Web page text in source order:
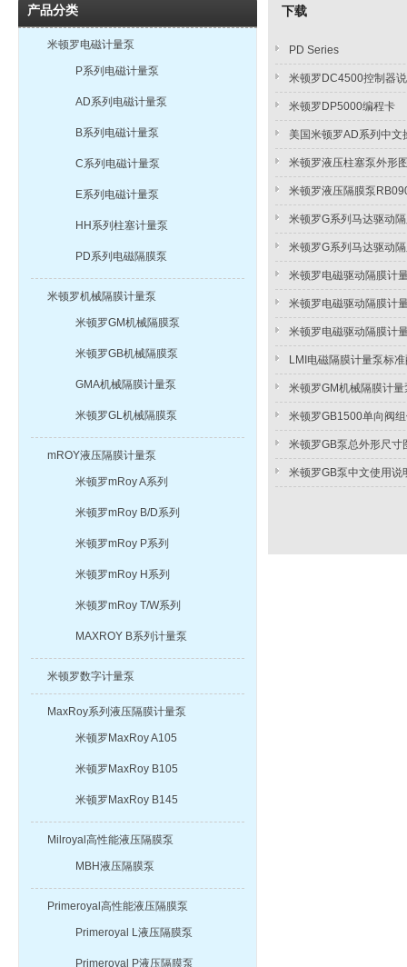
产品分类
米顿罗电磁计量泵
P系列电磁计量泵
AD系列电磁计量泵
B系列电磁计量泵
C系列电磁计量泵
E系列电磁计量泵
HH系列柱塞计量泵
PD系列电磁隔膜泵
米顿罗机械隔膜计量泵
米顿罗GM机械隔膜泵
米顿罗GB机械隔膜泵
GMA机械隔膜计量泵
米顿罗GL机械隔膜泵
mROY液压隔膜计量泵
米顿罗mRoy A系列
米顿罗mRoy B/D系列
米顿罗mRoy P系列
米顿罗mRoy H系列
米顿罗mRoy T/W系列
MAXROY B系列计量泵
米顿罗数字计量泵
MaxRoy系列液压隔膜计量泵
米顿罗MaxRoy A105
米顿罗MaxRoy B105
米顿罗MaxRoy B145
Milroyal高性能液压隔膜泵
MBH液压隔膜泵
Primeroyal高性能液压隔膜泵
Primeroyal L液压隔膜泵
Primeroyal P液压隔膜泵
下载
PD Series
米顿罗DC4500控制器
米顿罗DP5000编程卡
美国米顿罗AD系列中文
米顿罗液压柱塞泵外形
米顿罗液压隔膜泵
米顿罗G系列马达驱动
米顿罗G系列马达驱动
米顿罗电磁驱动隔膜计
米顿罗电磁驱动隔膜计
米顿罗电磁驱动隔膜计
LMI电磁隔膜计量泵标
米顿罗GM机械隔膜计
米顿罗GB1500单向阀
米顿罗GB泵总外形尺寸
米顿罗GB泵中文使用说